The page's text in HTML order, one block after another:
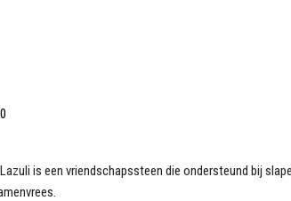
is een vriendschapssteen die ondersteund bij